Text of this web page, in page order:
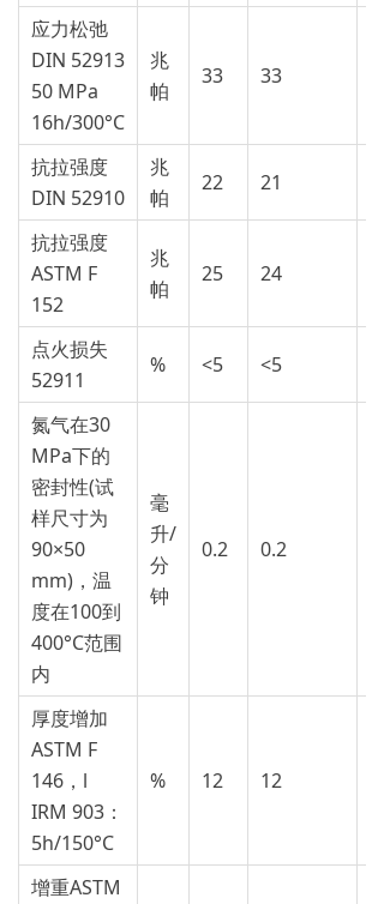
应力松弛
DIN 52913
50 MPa
16h/300°C
兆
帕
33 33
抗拉强度
DIN 52910
兆
帕
22 21
抗拉强度
ASTM F
152
兆
帕
25 24
点火损失
52911
% <5 <5
氮气在30
MPa下的
密封性(试
样尺寸为
90×50
mm)，温
度在100到
400°C范围
内
毫
升/
分
钟
0.2 0.2
厚度增加
ASTM F
146，l
IRM 903：
5h/150°C
% 12 12
增重ASTM